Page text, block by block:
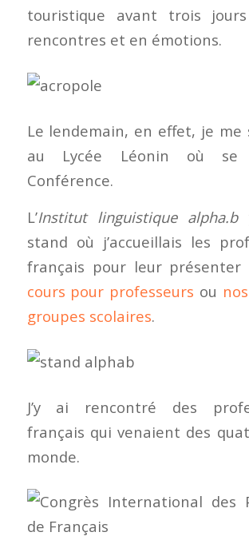
touristique avant trois
rencontres et en émotions.
Le lendemain, en effet, je me
au Lycée Léonin où
Conférence.
L’Institut linguistique alpha.b
stand où j’accueillais les
français pour leur présenter
cours pour professeurs ou
groupes scolaires.
J’y ai rencontré des
français qui venaient des
monde.